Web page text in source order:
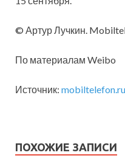
© Артур Лучкин.
По материалам Weibo
Источник: mobiltelefon.ru
ПОХОЖИЕ ЗАПИСИ